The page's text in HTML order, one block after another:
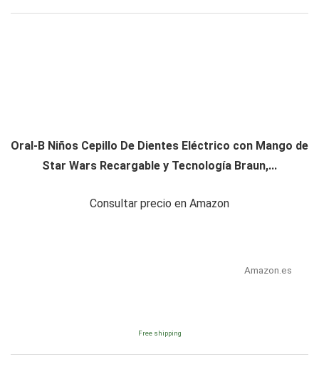
Oral-B Niños Cepillo De Dientes Eléctrico con Mango de
Star Wars Recargable y Tecnología Braun,...
Consultar precio en Amazon
Amazon.es
Free shipping